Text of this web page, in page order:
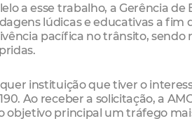
a esse trabalho, a Gerência
lúdicas e educativas a fim
pacífica no trânsito, sendo
instituição que tiver o
Ao receber a solicitação, a
objetivo principal um tráfego